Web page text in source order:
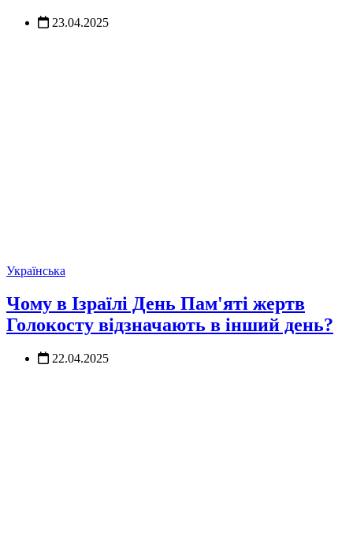
23.04.2025
Українська
Чому в Ізраїлі День Пам'яті жертв
Голокосту відзначають в інший день?
22.04.2025